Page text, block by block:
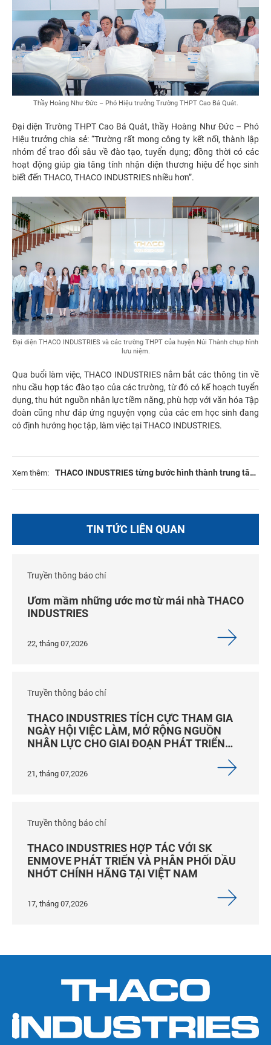
Thầy Hoàng Như Đức – Phó Hiệu trưởng Trường THPT Cao Bá Quát.
Đại diện Trường THPT Cao Bá Quát, thầy Hoàng Như Đức – Phó
Hiệu trưởng chia sẻ: “Trường rất mong công ty kết nối, thành lập
nhóm để trao đổi sâu về đào tạo, tuyển dụng; đồng thời có các
hoạt động giúp gia tăng tính nhận diện thương hiệu để học sinh
biết đến THACO, THACO INDUSTRIES nhiều hơn”.
Đại diện THACO INDUSTRIES và các trường THPT của huyện Núi Thành chụp hình
lưu niệm.
Qua buổi làm việc, THACO INDUSTRIES nắm bắt các thông tin về
nhu cầu hợp tác đào tạo của các trường, từ đó có kế hoạch tuyển
dụng, thu hút nguồn nhân lực tiềm năng, phù hợp với văn hóa Tập
đoàn cũng như đáp ứng nguyện vọng của các em học sinh đang
có định hướng học tập, làm việc tại THACO INDUSTRIES.
Xem thêm:
THACO INDUSTRIES từng bước hình thành trung tâm
TIN TỨC LIÊN QUAN
Truyền thông báo chí
Ươm mầm những ước mơ từ mái nhà THACO
INDUSTRIES
22, tháng 07,2026
Truyền thông báo chí
THACO INDUSTRIES TÍCH CỰC THAM GIA
NGÀY HỘI VIỆC LÀM, MỞ RỘNG NGUỒN
NHÂN LỰC CHO GIAI ĐOẠN PHÁT TRIỂN
21, tháng 07,2026
Truyền thông báo chí
THACO INDUSTRIES HỢP TÁC VỚI SK
ENMOVE PHÁT TRIỂN VÀ PHÂN PHỐI DẦU
NHỚT CHÍNH HÃNG TẠI VIỆT NAM
17, tháng 07,2026